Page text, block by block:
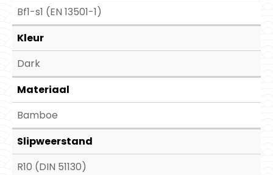
Bf1-s1 (EN 13501-1)
Kleur
Dark
Materiaal
Bamboe
Slipweerstand
R10 (DIN 51130)